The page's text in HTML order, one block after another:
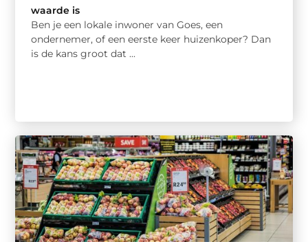
waarde is
Ben je een lokale inwoner van Goes, een
ondernemer, of een eerste keer huizenkoper? Dan
is de kans groot dat ...